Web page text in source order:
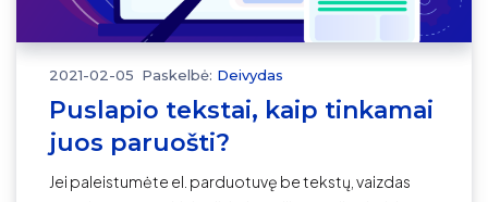
2021-02-05 Paskelbė: Deivydas
Puslapio tekstai, kaip tinkamai
juos paruošti?
Jei paleistumėte el. parduotuvę be tekstų, vaizdas